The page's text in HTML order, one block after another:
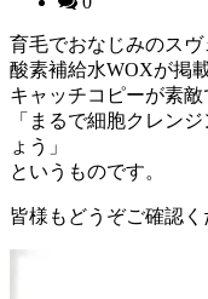
育毛でおなじみのスヴ
酸素補給水WOXが掲
キャッチコピーが素敵
「まるで細胞クレン
ょう」
というものです。
皆様もどうぞご確認く